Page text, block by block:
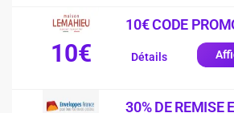
10€
10€ CODE
Détails
30% DE REMISE